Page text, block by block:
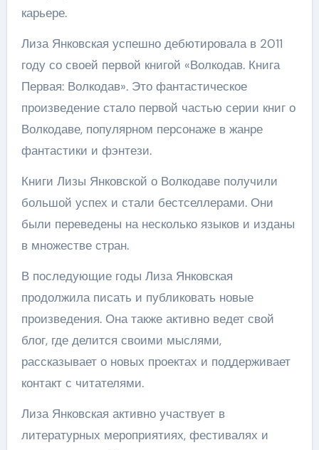
карьере.
Лиза Янковская успешно дебютировала в 2011
году со своей первой книгой «Волкодав. Книга
Первая: Волкодав». Это фантастическое
произведение стало первой частью серии книг о
Волкодаве, популярном персонаже в жанре
фантастики и фэнтези.
Книги Лизы Янковской о Волкодаве получили
большой успех и стали бестселлерами. Они
были переведены на несколько языков и изданы
в множестве стран.
В последующие годы Лиза Янковская
продолжила писать и публиковать новые
произведения. Она также активно ведет свой
блог, где делится своими мыслями,
рассказывает о новых проектах и поддерживает
контакт с читателями.
Лиза Янковская активно участвует в
литературных мероприятиях, фестивалях и